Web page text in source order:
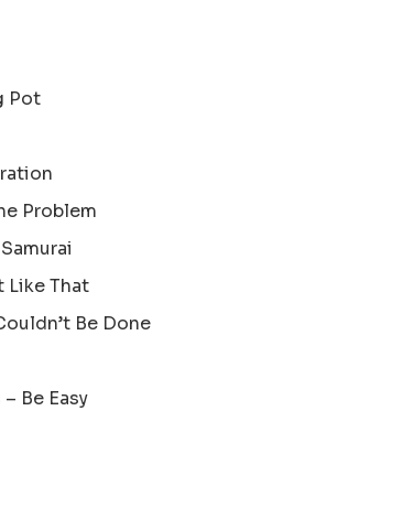
Pot
Problem
Like That
Be Done
Be Easy